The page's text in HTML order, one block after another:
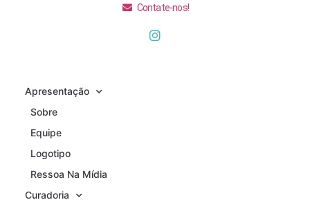
Contate-nos!
Apresentação
Sobre
Equipe
Logotipo
Ressoa Na Mídia
Curadoria